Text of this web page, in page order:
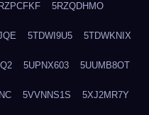
5RZQDHMO
5TDWI9U5 5TDWKNIX
5UPNX603 5UUMB8OT
5VVNNS1S 5XJ2MR7Y